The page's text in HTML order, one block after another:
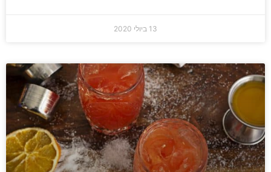
13 ביולי 2020